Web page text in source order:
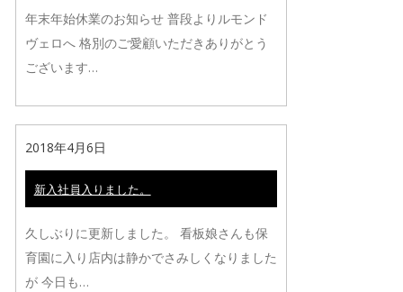
年末年始休業のお知らせ 普段よりルモンド
ヴェロへ 格別のご愛顧いただきありがとう
ございます…
2018年4月6日
新入社員入りました。
久しぶりに更新しました。 看板娘さんも保
育園に入り店内は静かでさみしくなりました
が 今日も…